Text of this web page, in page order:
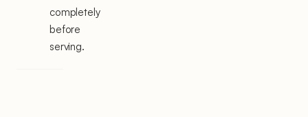
completely
before
serving.